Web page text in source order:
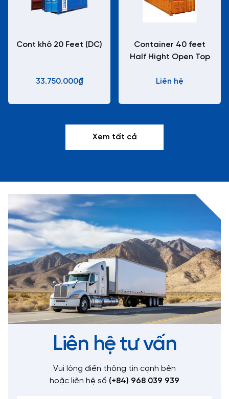
Cont khô 20 Feet (DC)
33.750.000₫
Container 40 feet
Half Hight Open Top
Liên hệ
Xem tất cả
Liên hệ tư vấn
Vui lòng điền thông tin cạnh bên
hoặc liên hệ số (+84) 968 039 939